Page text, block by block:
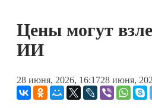
Технологии
Книги
Цены могут
ИИ
28 июня, 2026, 16:1728 июня,